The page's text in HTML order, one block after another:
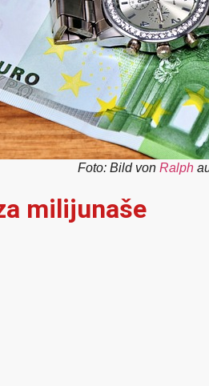
Foto: Bild von Ralph
milijunaše